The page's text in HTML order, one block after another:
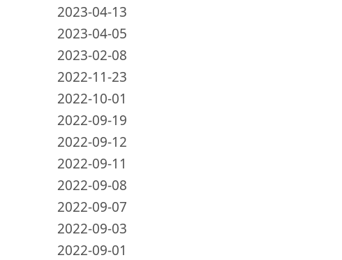
2023-04-13
2023-04-05
2023-02-08
2022-11-23
2022-10-01
2022-09-19
2022-09-12
2022-09-11
2022-09-08
2022-09-07
2022-09-03
2022-09-01